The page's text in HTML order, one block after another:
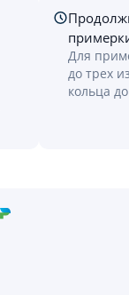
Для
до трех
кольца